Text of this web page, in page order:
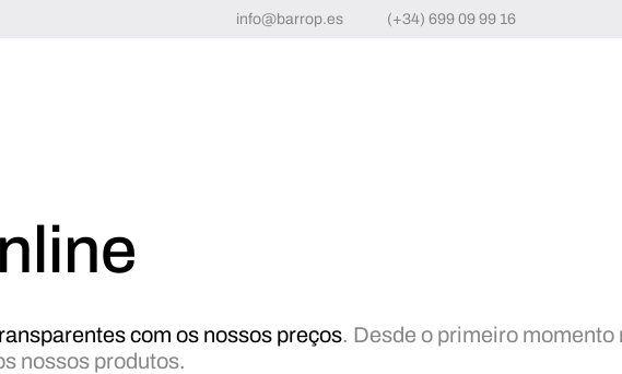
info@barrop.es (+34) 699 09 99 16
com os nossos preços. Desde o primeiro
nossos produtos.